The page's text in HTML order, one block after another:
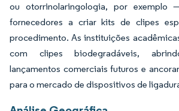
ou otorrinolaringologia, por exemplo
fornecedores a criar kits de clipes
procedimento. As instituições
com clipes biodegradáveis,
lançamentos comerciais futuros e
para o mercado de dispositivos de